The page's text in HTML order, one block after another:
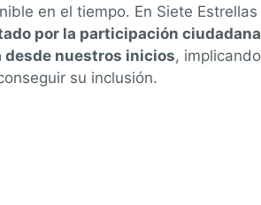
en el tiempo. En Siete Estrellas
por la participación
nuestros inicios,
su inclusión.